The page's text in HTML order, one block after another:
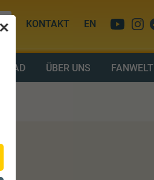
KONTAKT EN
ÜBER UNS FANWELT